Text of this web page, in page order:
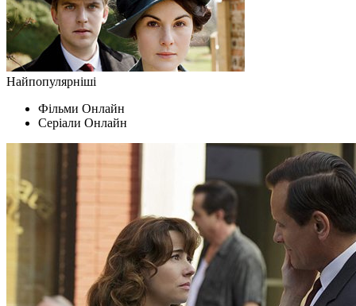
Найпопулярніші
Фільми Oнлайн
Серіали Oнлайн